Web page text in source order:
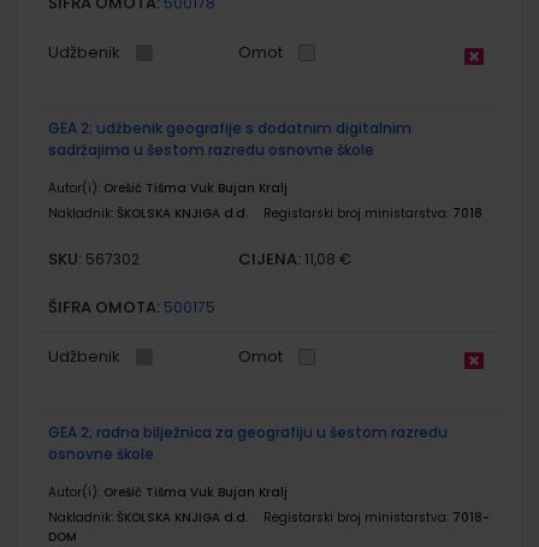
Udžbenik Omot
GEA 2; udžbenik geografije s dodatnim digitalnim
sadržajima u šestom razredu osnovne škole
Autor(i): Orešić Tišma Vuk Bujan Kralj
Nakladnik: ŠKOLSKA KNJIGA d.d. Registarski broj ministarstva: 7018
SKU: 567302 CIJENA: 11,08 €
ŠIFRA OMOTA: 500175
Udžbenik Omot
GEA 2; radna bilježnica za geografiju u šestom razredu
osnovne škole
Autor(i): Orešić Tišma Vuk Bujan Kralj
Nakladnik: ŠKOLSKA KNJIGA d.d. Registarski broj ministarstva: 7018-
DOM